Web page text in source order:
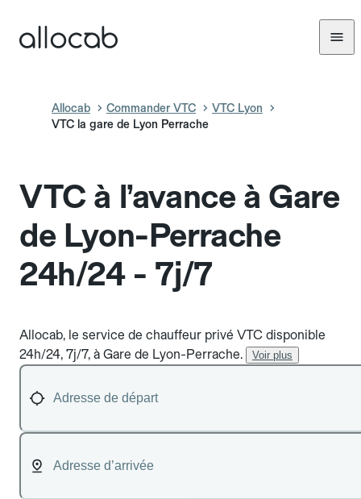
Allocab Commander VTC
VTC Lyon
VTC la gare de Lyon Perrache
VTC à l’avance à Gare
de Lyon-Perrache
24h/24 - 7j/7
Allocab, le service de chauffeur privé VTC disponible
24h/24, 7j/7, à Gare de Lyon-Perrache.
Voir plus